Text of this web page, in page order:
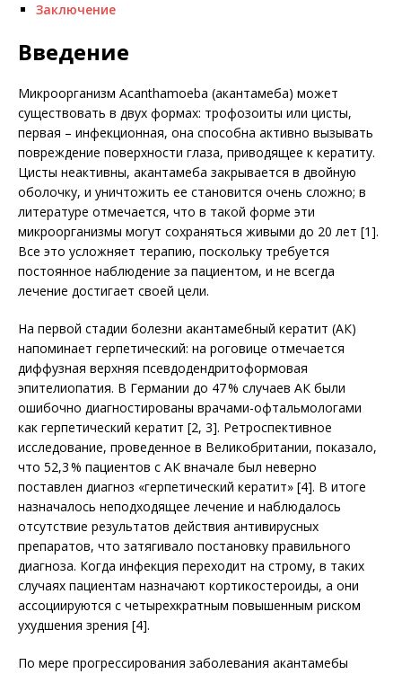
Заключение
Введение
Микроорганизм Acanthamoeba (акант­амеба) может
существовать в двух формах: трофозоиты или цисты,
первая – инфекционная, она способна активно вызывать
повреждение поверхности глаза, приводящее к кератиту.
Цисты неактивны, акантамеба закрывается в двойную
оболочку, и уничтожить ее становится очень сложно; в
литературе отмечается, что в такой форме эти
микроорганизмы могут сохраняться живыми до 20 лет [1].
Все это усложняет терапию, поскольку требуется
постоянное наблюдение за пациентом, и не всегда
лечение достигает своей цели.
На первой стадии болезни акантамебный кератит (АК)
напоминает герпетический: на роговице отмечается
диффузная верхняя псевдодендритоформовая
эпителиопатия. В Германии до 47 % случаев АК были
ошибочно диагностированы врачами-офтальмологами
как герпетический кератит [2, 3]. Ретроспективное
исследование, проведенное в Великобритании, показало,
что 52,3 % пациентов с АК вначале был неверно
поставлен диагноз «герпетический кератит» [4]. В итоге
назначалось неподходящее лечение и наблюдалось
отсутствие результатов действия антивирусных
препаратов, что затягивало постановку правильного
диагноза. Когда инфекция переходит на строму, в таких
случаях пациентам назначают кортикостероиды, а они
ассоци­ируются с четырехкратным повышенным риском
ухудшения зрения [4].
По мере прогрессирования заболевания акантамебы